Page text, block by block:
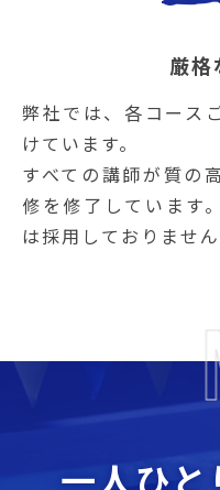
厳格
弊社では、各コース
けています。
すべての講師が質の
修を修了しています
は採用しておりません